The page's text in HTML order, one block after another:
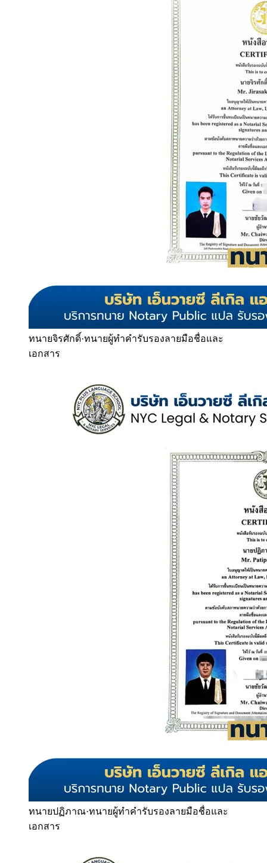
ทนายจิรศักดิ์·ทนายผู้ทำคำรับรองลายมือชื่อและ
เอกสาร
ทนายปฏิภาณ·ทนายผู้ทำคำรับรองลายมือชื่อและ
เอกสาร